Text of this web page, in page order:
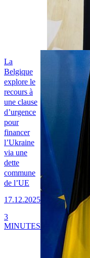
La
Belgique
explore le
recours à
une clause
d’urgence
pour
financer
l’Ukraine
via une
dette
commune
de l’UE
17.12.2025
3
MINUTES